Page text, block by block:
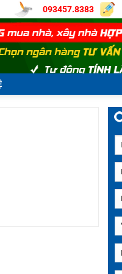
093457.8383
thoáng, nhà 2 lớp